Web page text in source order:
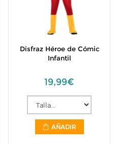
Disfraz Héroe de Cómic
Infantil
19,99€
AÑADIR